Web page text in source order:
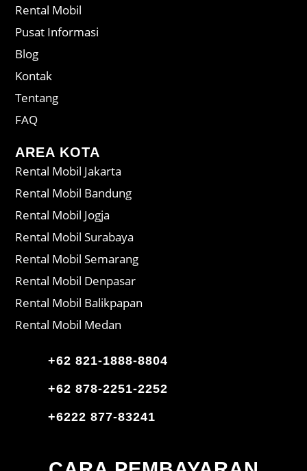
Rental Mobil
Pusat Informasi
Blog
Kontak
Tentang
FAQ
AREA KOTA
Rental Mobil Jakarta
Rental Mobil Bandung
Rental Mobil Jogja
Rental Mobil Surabaya
Rental Mobil Semarang
Rental Mobil Denpasar
Rental Mobil Balikpapan
Rental Mobil Medan
+62 821-1888-8804
+62 878-2251-2252
+6222 877-83241